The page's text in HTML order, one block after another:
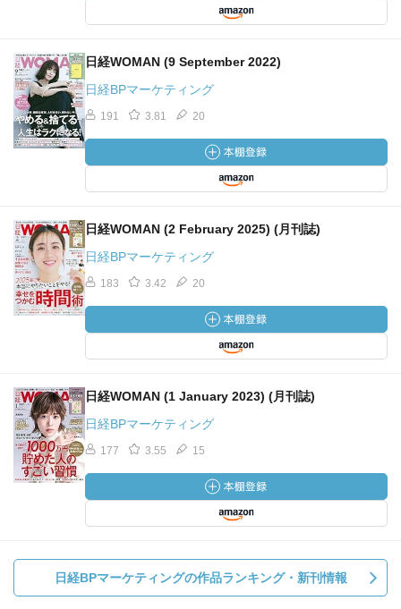
日経WOMAN (9 September 2022)
日経BPマーケティング
191 3.81 20
日経WOMAN (2 February 2025) (月刊誌)
日経BPマーケティング
183 3.42 20
日経WOMAN (1 January 2023) (月刊誌)
日経BPマーケティング
177 3.55 15
日経BPマーケティングの作品ランキング・新刊情報